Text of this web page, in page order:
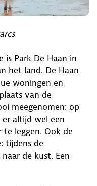
is Park De Haan in
het land. De Haan
woningen en
van de
meegenomen: op
er altijd wel een
te leggen. Ook de
tijdens de
de kust. Een